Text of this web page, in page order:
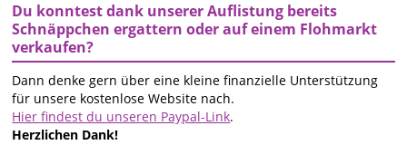
Du konntest dank unserer Auflistung bereits
Schnäppchen ergattern oder auf einem Flohmarkt
verkaufen?
Dann denke gern über eine kleine finanzielle Unterstützung
für unsere kostenlose Website nach.
Hier findest du unseren Paypal-Link.
Herzlichen Dank!